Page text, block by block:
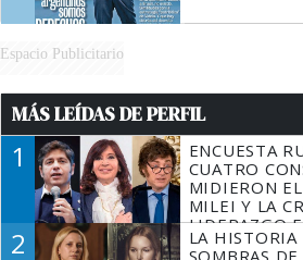
Espacio Publicitario
MÁS LEÍDAS DE PERFIL
1
ENCUESTA
CUATRO
MIDIERON
MILEI Y LA
LIDERAZGO
2
LA HISTORIA
SOMBRAS